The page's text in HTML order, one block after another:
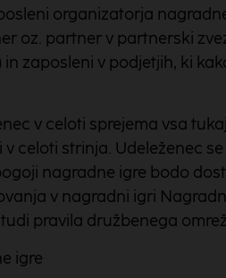
organizatorja
oz. partner v partnerski
zaposleni v podjetjih, ki
v celoti sprejema vsa
celoti strinja. Udeleženec
nagradne igre bodo
v nagradni igri
pravila družbenega
igre